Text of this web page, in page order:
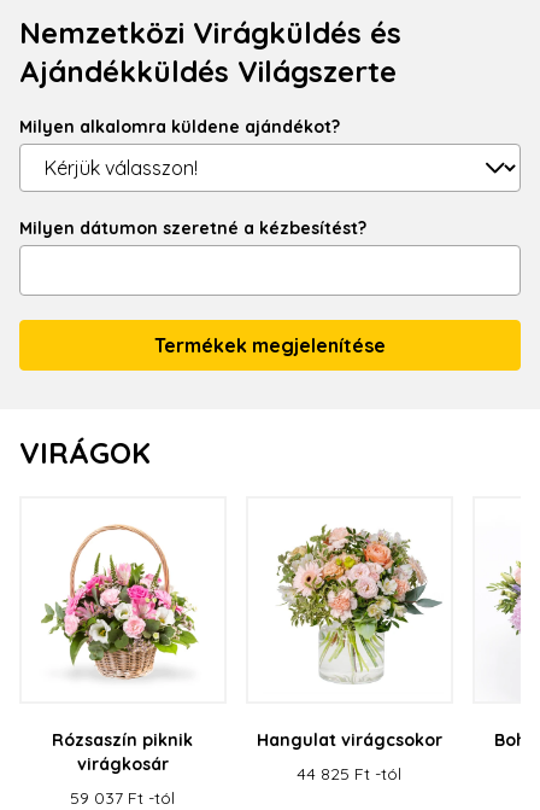
Nemzetközi Virágküldés és
Ajándékküldés Világszerte
Milyen alkalomra küldene ajándékot?
Milyen dátumon szeretné a kézbesítést?
VIRÁGOK
Rózsaszín piknik
virágkosár
59 037 Ft -tól
Hangulat virágcsokor
44 825 Ft -tól